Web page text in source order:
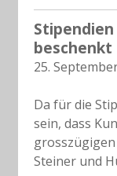
beschenkt
25.
Da für die
sein, dass
Steiner und